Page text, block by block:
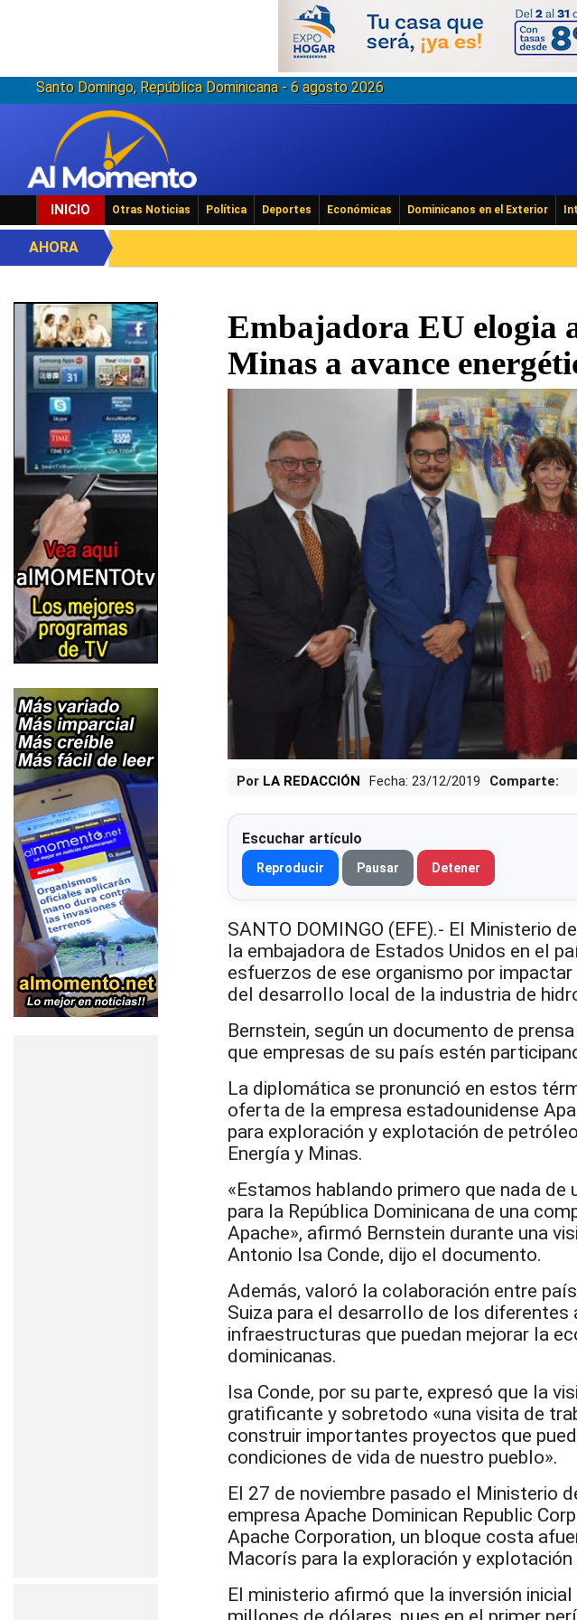
Santo Domingo, República Dominicana - 6 agosto 2026
INICIO Otras Noticias Política Deportes Económicas Dominicanos en el Exterior
AHORA
Embajadora EU elogia
Minas a avance
Por LA REDACCIÓN Fecha: 23/12/2019 Comparte:
Escuchar artículo
Reproducir Pausar Detener
SANTO DOMINGO (EFE).- El Ministerio
la embajadora de Estados Unidos en el
esfuerzos de ese organismo por
del desarrollo local de la industria de
Bernstein, según un documento de
que empresas de su país estén
La diplomática se pronunció en estos
oferta de la empresa estadounidense
para exploración y explotación de
Energía y Minas.
«Estamos hablando primero que nada
para la República Dominicana de una
Apache», afirmó Bernstein durante una
Antonio Isa Conde, dijo el documento.
Además, valoró la colaboración entre
Suiza para el desarrollo de los
infraestructuras que puedan mejorar la
dominicanas.
Isa Conde, por su parte, expresó que la
gratificante y sobretodo «una visita de
construir importantes proyectos que
condiciones de vida de nuestro pueblo».
El 27 de noviembre pasado el Ministerio
empresa Apache Dominican Republic
Apache Corporation, un bloque costa
Macorís para la exploración y
El ministerio afirmó que la inversión